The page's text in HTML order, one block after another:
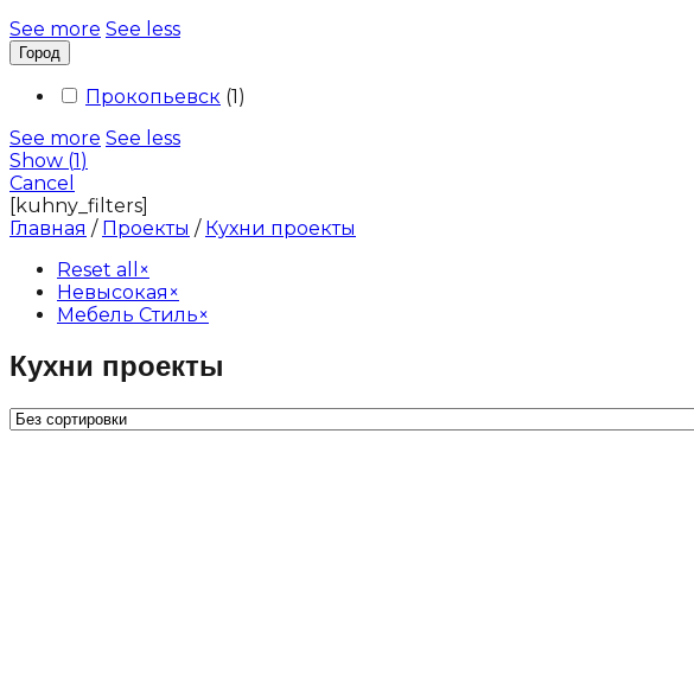
See more See less
Город
Прокопьевск (1)
See more See less
Show (1)
Cancel
[kuhny_filters]
Главная / Проекты / Кухни проекты
Reset all
×
Невысокая ×
Мебель Стиль×
Кухни проекты